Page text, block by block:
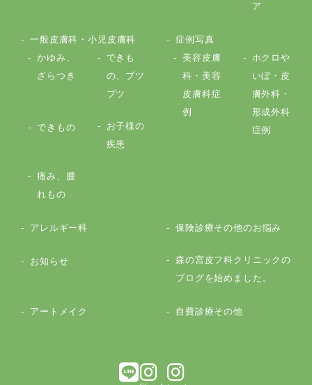
ア
一般皮膚科・小児皮膚科
かゆみ、
ざらつき
できも
の、ブツ
ブツ
できもの
お子様の
疾患
痛み、腫
れもの
症例写真
美容皮膚
科・美容
皮膚科症
例
ホクロや
いぼ・皮
膚外科・
形成外科
症例
アレルギー科 保険診療その他のお悩み
お知らせ
森の宮皮フ科クリニックの
ブログを始めました。
アートメイク 自費診療その他